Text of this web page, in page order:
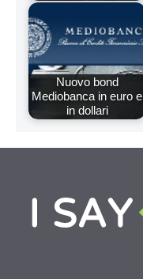
Nuovo bond
Mediobanca in euro e
in dollari